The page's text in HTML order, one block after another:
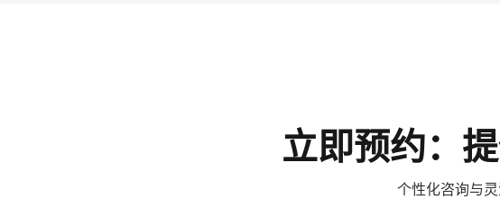
立即预约：
个性化咨询与